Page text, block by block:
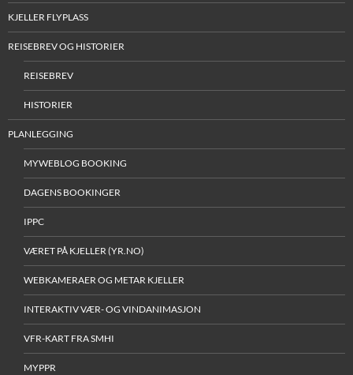
KJELLER FLYPLASS
REISEBREV OG HISTORIER
REISEBREV
HISTORIER
PLANLEGGING
MYWEBLOG BOOKING
DAGENS BOOKINGER
IPPC
VÆRET PÅ KJELLER (YR.NO)
WEBKAMERAER OG METAR KJELLER
INTERAKTIV VÆR- OG VINDANIMASJON
VFR-KART FRA SMHI
MYPPR